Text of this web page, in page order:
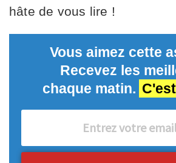
hâte de vous lire !
Vous aimez cette
Recevez les
chaque matin.